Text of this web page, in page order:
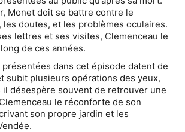
Monet doit se battre contre le
les doutes, et les problèmes oculaires.
lettres et ses visites, Clemenceau le
de ces années.
dans cet épisode datent de
subit plusieurs opérations des yeux,
désespère souvent de retrouver une
le réconforte de son
son propre jardin et les